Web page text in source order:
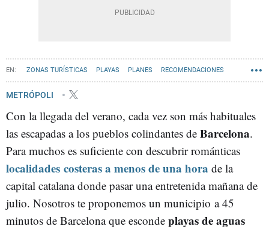
ZONAS TURÍSTICAS PLAYAS PLANES RECOMENDACIONES
GRAN BARCELONA
METRÓPOLI
Con la llegada del verano, cada vez son más habituales
las escapadas a los pueblos colindantes de Barcelona.
Para muchos es suficiente con descubrir románticas
localidades costeras a menos de una hora de la
capital catalana donde pasar una entretenida mañana de
julio. Nosotros te proponemos un municipio a 45
minutos de Barcelona que esconde playas de aguas